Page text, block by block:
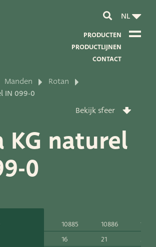
NL
PRODUCTEN
PRODUCTLIJNEN
CONTACT
Sar Import
duurzaamheid
visie en missie
Manden
Rotan
IN 099-0
Bekijk sfeer
KG naturel
0
10885
16
10886
21
26